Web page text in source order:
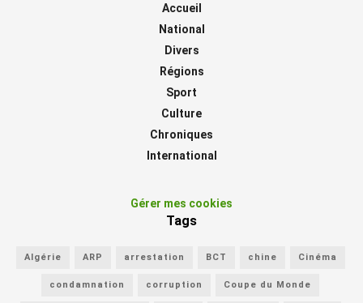
Accueil
National
Divers
Régions
Sport
Culture
Chroniques
International
Gérer mes cookies
Tags
Algérie ARP arrestation BCT chine Cinéma
condamnation corruption Coupe du Monde